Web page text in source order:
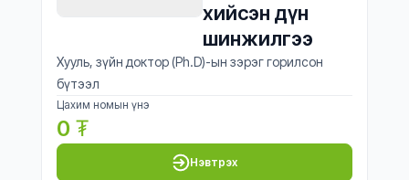
хийсэн дүн
шинжилгээ
Хууль, зүйн доктор (Ph.D)-ын зэрэг горилсон
бүтээл
Цахим номын үнэ
0 ₮
Нэвтрэх